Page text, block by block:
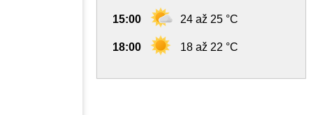
15:00 24 až 25 °C
18:00 18 až 22 °C